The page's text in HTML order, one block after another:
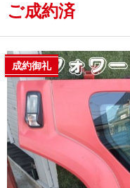
ご成約済
成約御礼